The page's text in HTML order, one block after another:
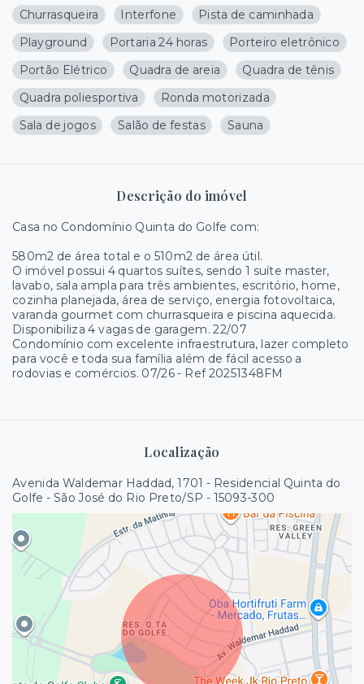
Churrasqueira
Interfone
Pista de caminhada
Playground
Portaria 24 horas
Porteiro eletrônico
Portão Elétrico
Quadra de areia
Quadra de tênis
Quadra poliesportiva
Ronda motorizada
Sala de jogos
Salão de festas Sauna
Descrição do imóvel
Casa no Condomínio Quinta do Golfe com:
580m2 de área total e o 510m2 de área útil.
O imóvel possui 4 quartos suítes, sendo 1 suíte master,
lavabo, sala ampla para três ambientes, escritório, home,
cozinha planejada, área de serviço, energia fotovoltaica,
varanda gourmet com churrasqueira e piscina aquecida.
Disponibiliza 4 vagas de garagem. 22/07
Condomínio com excelente infraestrutura, lazer completo
para você e toda sua família além de fácil acesso a
rodovias e comércios. 07/26 - Ref 20251348FM
Localização
Avenida Waldemar Haddad, 1701 - Residencial Quinta do
Golfe - São José do Rio Preto/SP - 15093-300